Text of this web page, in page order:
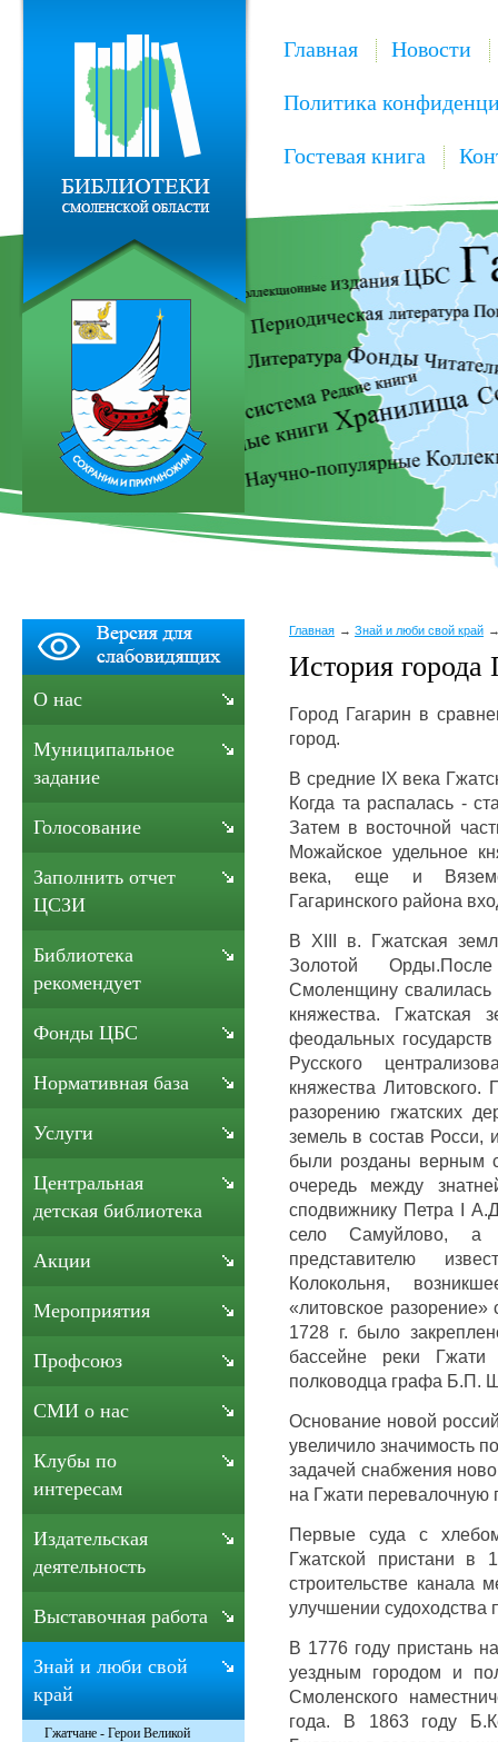
Главная Новости
Политика
Гостевая книга
Главная Знай и люби свой край
История города
Город Гагарин в
город.
В средние IX века
Когда та распалась -
Затем в восточной
Можайское удельное
века, еще и
Гагаринского района
В XIII в. Гжатская
Золотой
Смоленщину свалилась
княжества. Гжатская
феодальных
Русского
княжества
разорению гжатских
земель в состав Росси,
были розданы верным
очередь между
сподвижнику Петра I
село Самуйлово,
представителю
Колокольня,
«литовское
1728 г. было
бассейне реки Гжати
полководца графа Б.П.
Основание новой
увеличило значимость
задачей снабжения
на Гжати перевалочную
Первые суда с
Гжатской пристани в
строительстве
улучшении судоходства
В 1776 году пристань
уездным городом и
Смоленского
года. В 1863 году
О нас
Муниципальное
задание
Голосование
Заполнить отчет
ЦСЗИ
Библиотека
рекомендует
Фонды ЦБС
Нормативная база
Услуги
Центральная
детская библиотека
Акции
Мероприятия
Профсоюз
СМИ о нас
Клубы по
интересам
Издательская
деятельность
Выставочная работа
Знай и люби свой
край
Гжатчане - Герои Великой